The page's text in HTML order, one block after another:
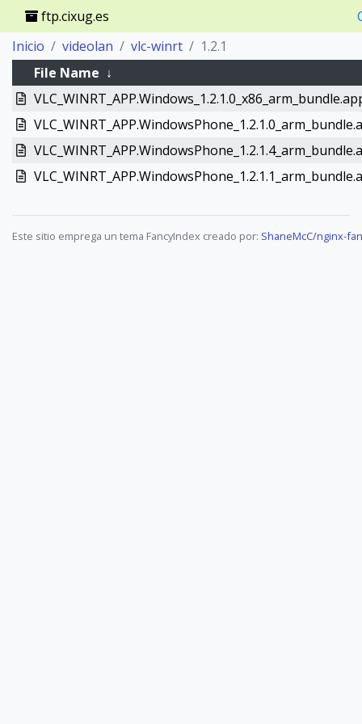
ftp.cixug.es
Inicio
videolan vlc-winrt
1.2.1
File Name ↓
Este sitio emprega un tema FancyIndex creado por: ShaneMcC/nginx-